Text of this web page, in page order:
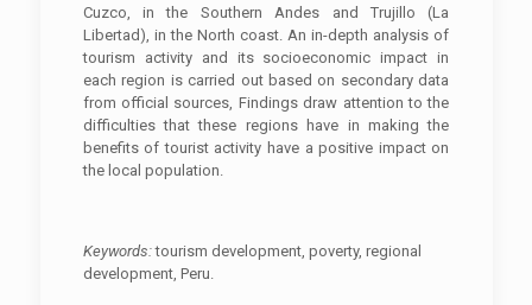
Cuzco, in the Southern Andes and Trujillo (La
Libertad), in the North coast. An in-depth analysis of
tourism activity and its socioeconomic impact in
each region is carried out based on secondary data
from official sources, Findings draw attention to the
difficulties that these regions have in making the
benefits of tourist activity have a positive impact on
the local population.
Keywords:tourism development, poverty, regional
development, Peru.